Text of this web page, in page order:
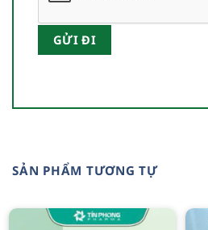
SẢN PHẨM TƯƠNG TỰ